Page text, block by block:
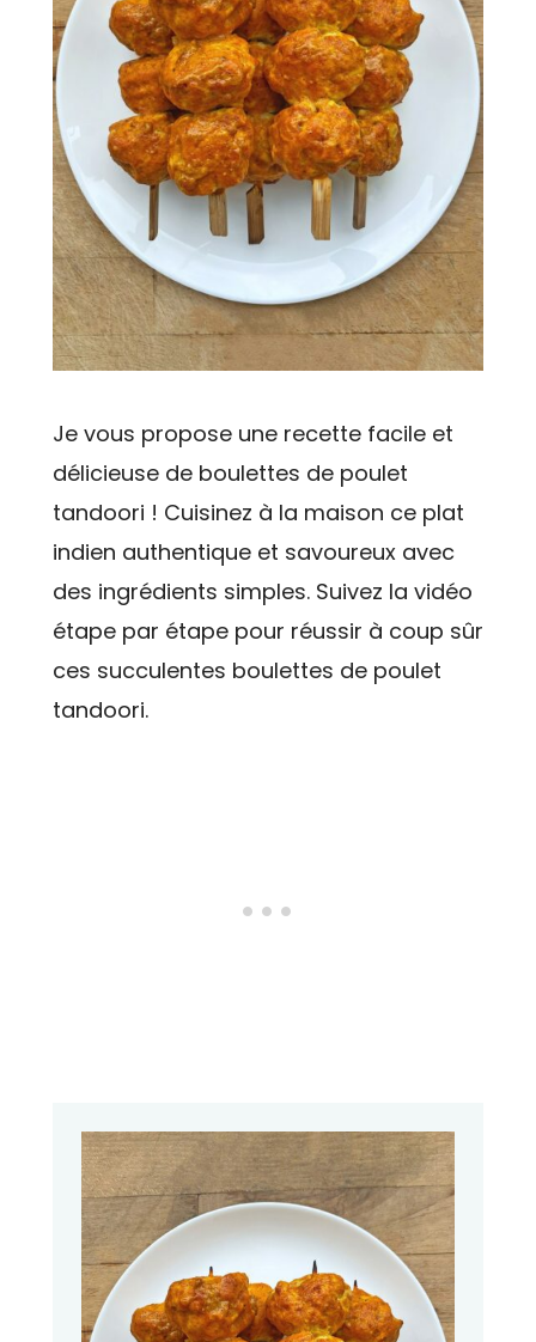
Je vous propose une recette facile et
délicieuse de boulettes de poulet
tandoori ! Cuisinez à la maison ce plat
indien authentique et savoureux avec
des ingrédients simples. Suivez la vidéo
étape par étape pour réussir à coup sûr
ces succulentes boulettes de poulet
tandoori.